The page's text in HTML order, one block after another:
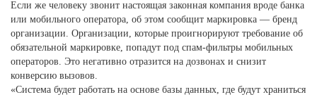
Если же человеку звонит настоящая законная компания вроде банка
или мобильного оператора, об этом сообщит маркировка — бренд
организации. Организации, которые проигнорируют требование об
обязательной маркировке, попадут под спам-фильтры мобильных
операторов. Это негативно отразится на дозвонах и снизит
конверсию вызовов.
«Система будет работать на основе базы данных, где будут храниться